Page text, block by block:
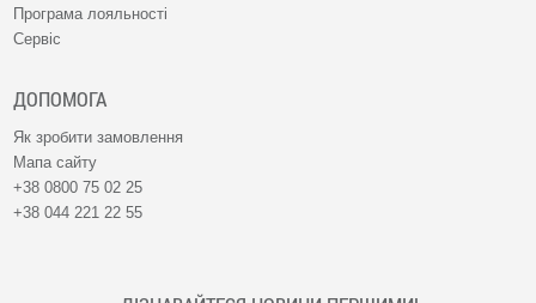
Програма лояльності
Сервіс
ДОПОМОГА
Як зробити замовлення
Мапа сайту
+38 0800 75 02 25
+38 044 221 22 55